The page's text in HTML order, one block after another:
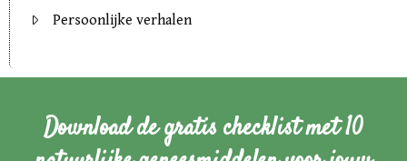
Persoonlijke verhalen
Download de gratis checklist met 10